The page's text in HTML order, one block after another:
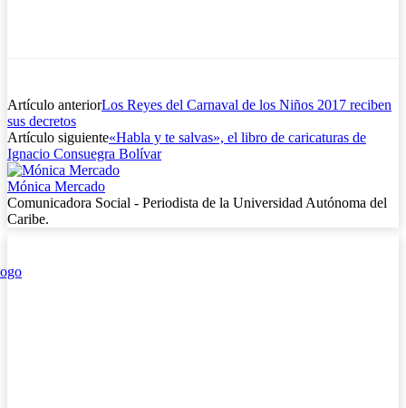
Artículo anteriorLos Reyes del Carnaval de los Niños 2017 reciben
sus decretos
Artículo siguiente«Habla y te salvas», el libro de caricaturas de
Ignacio Consuegra Bolívar
Mónica Mercado
Comunicadora Social - Periodista de la Universidad Autónoma del
Caribe.